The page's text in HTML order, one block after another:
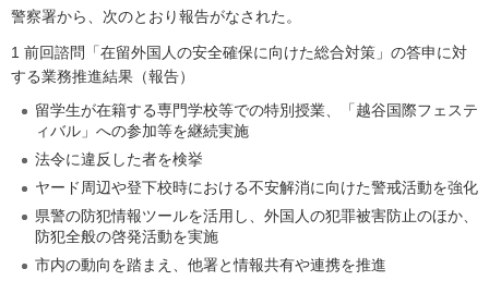
警察署から、次のとおり報告がなされた。
1 前回諮問「在留外国人の安全確保に向けた総合対策」の答申に対
する業務推進結果（報告）
留学生が在籍する専門学校等での特別授業、「越谷国際フェステ
ィバル」への参加等を継続実施
法令に違反した者を検挙
ヤード周辺や登下校時における不安解消に向けた警戒活動を強化
県警の防犯情報ツールを活用し、外国人の犯罪被害防止のほか、
防犯全般の啓発活動を実施
市内の動向を踏まえ、他署と情報共有や連携を推進